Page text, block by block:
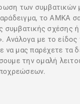
των
το ΑΜΚΑ
συμβατικής
με το είδος
μας παρέχετε τα
την ομαλή